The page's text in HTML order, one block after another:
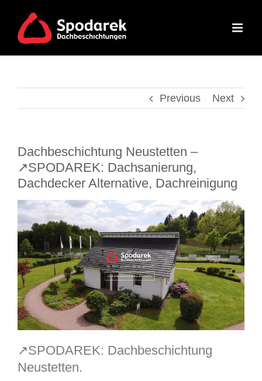
content
Previous Next
Dachbeschichtung Neustetten –
↗️SPODAREK: Dachsanierung,
Dachdecker Alternative, Dachreinigung
↗️SPODAREK: Dachbeschichtung
Neustetten.